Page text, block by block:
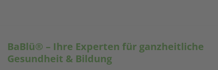
BaBlü® – Ihre Experten für ganzheitliche
Gesundheit & Bildung